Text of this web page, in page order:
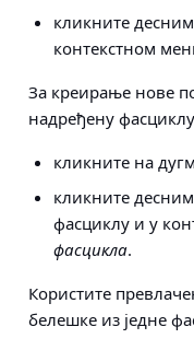
кликните
контекстном
За креирање нове
надређену
кликните на
кликните
фасциклу и у
фасцикла.
Користите
белешке из једне